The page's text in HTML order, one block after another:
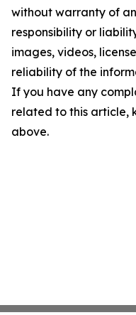
without warranty of
responsibility or
images, videos,
reliability of the
If you have any
related to this article,
above.